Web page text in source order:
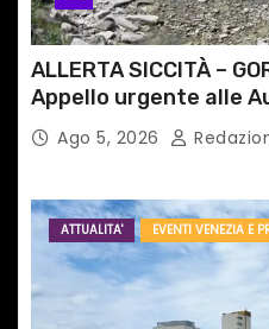
ALLERTA SICCITÀ –
Appello urgente alle
Ago 5, 2026
ATTUALITA' EVENTI VENEZIA E